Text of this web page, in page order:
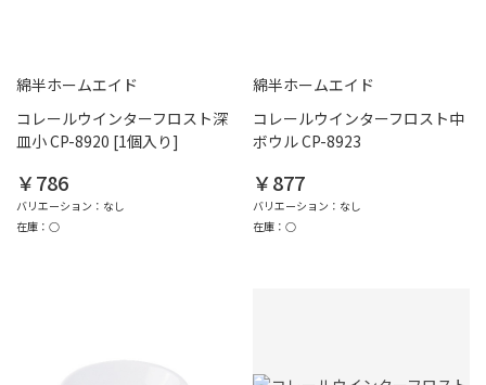
綿半ホームエイド
コレールウインターフロスト深
皿小 CP-8920 [1個入り]
￥786
バリエーション：なし
在庫：○
綿半ホームエイド
コレールウインターフロスト中
ボウル CP-8923
￥877
バリエーション：なし
在庫：○